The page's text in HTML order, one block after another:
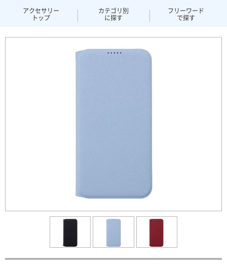
アクセサリー
トップ
カテゴリ別
に探す
フリーワード
で探す